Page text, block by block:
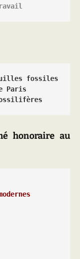
fossiles
Paris
honoraire au